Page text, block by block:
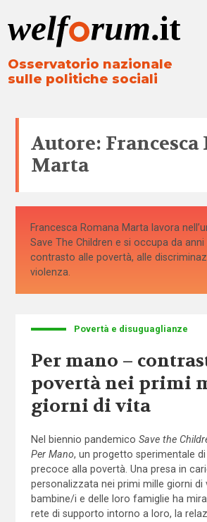
Osservatorio nazionale
sulle politiche sociali
Autore: Francesca
Marta
Francesca Romana Marta lavora
Save The Children e si occupa da
contrasto alle povertà, alle
violenza.
Povertà e disuguaglianze
Per mano –
povertà nei primi
giorni di vita
Nel biennio pandemico Save the
Per Mano, un progetto sperimentale
precoce alla povertà. Una presa in
personalizzata nei primi mille giorni di
bambine/i e delle loro famiglie ha
rete di supporto intorno a loro, la